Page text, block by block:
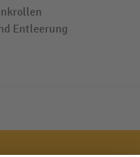
Entleerung